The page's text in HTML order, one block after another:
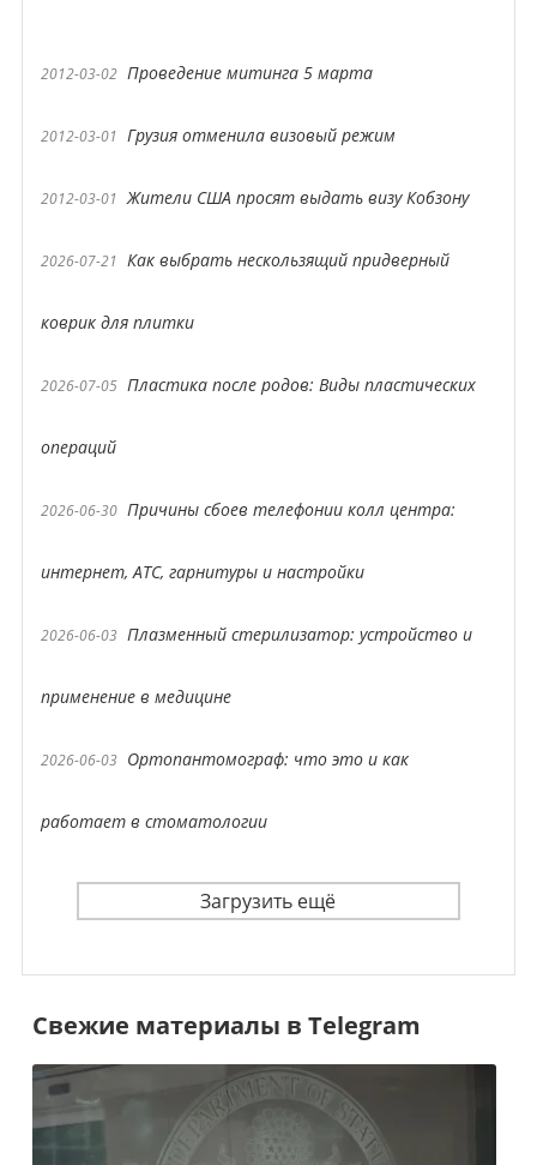
2012-03-02 Проведение митинга 5 марта
2012-03-01 Грузия отменила визовый режим
2012-03-01 Жители США просят выдать визу Кобзону
2026-07-21 Как выбрать нескользящий придверный
коврик для плитки
2026-07-05 Пластика после родов: Виды пластических
операций
2026-06-30 Причины сбоев телефонии колл центра:
интернет, АТС, гарнитуры и настройки
2026-06-03 Плазменный стерилизатор: устройство и
применение в медицине
2026-06-03 Ортопантомограф: что это и как
работает в стоматологии
Загрузить ещё
Свежие материалы в Telegram